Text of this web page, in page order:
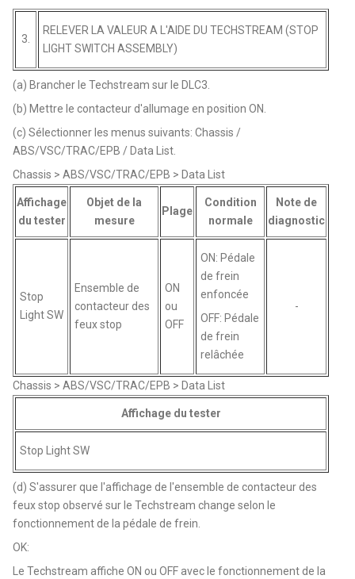
3.
RELEVER LA VALEUR A L'AIDE DU TECHSTREAM (STOP
LIGHT SWITCH ASSEMBLY)
(a) Brancher le Techstream sur le DLC3.
(b) Mettre le contacteur d'allumage en position ON.
(c) Sélectionner les menus suivants: Chassis /
ABS/VSC/TRAC/EPB / Data List.
Chassis > ABS/VSC/TRAC/EPB > Data List
Affichage
du tester
Objet de la
mesure
Plage
Condition
normale
Note de
diagnostic
Stop
Light SW
Ensemble de
contacteur des
feux stop
ON
ou
OFF
ON: Pédale
de frein
enfoncée
OFF: Pédale
de frein
relâchée
-
Chassis > ABS/VSC/TRAC/EPB > Data List
Affichage du tester
Stop Light SW
(d) S'assurer que l'affichage de l'ensemble de contacteur des
feux stop observé sur le Techstream change selon le
fonctionnement de la pédale de frein.
OK:
Le Techstream affiche ON ou OFF avec le fonctionnement de la